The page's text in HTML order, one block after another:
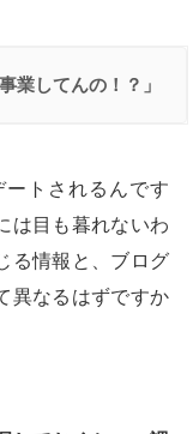
業してんの！？」
トされるんです
は目も暮れないわ
る情報と、ブログ
異なるはずですか